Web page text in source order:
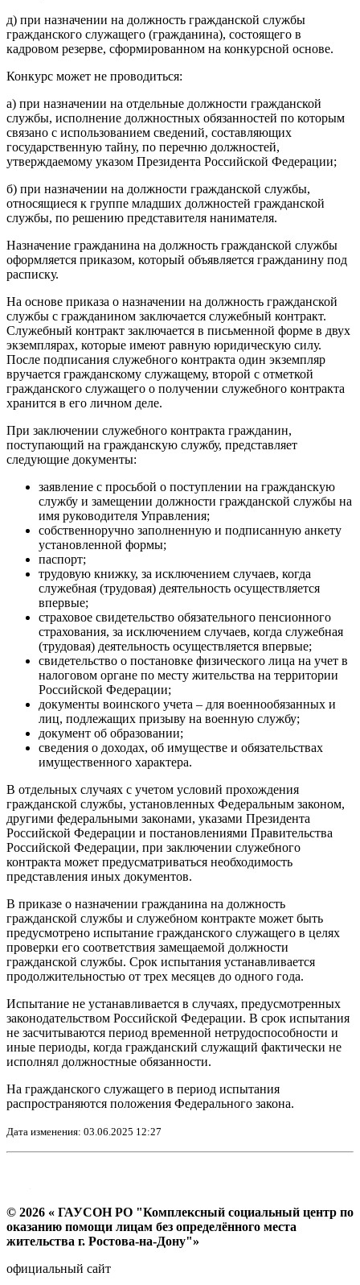
д) при назначении на должность гражданской службы
гражданского служащего (гражданина), состоящего в
кадровом резерве, сформированном на конкурсной основе.
Конкурс может не проводиться:
а) при назначении на отдельные должности гражданской
службы, исполнение должностных обязанностей по которым
связано с использованием сведений, составляющих
государственную тайну, по перечню должностей,
утверждаемому указом Президента Российской Федерации;
б) при назначении на должности гражданской службы,
относящиеся к группе младших должностей гражданской
службы, по решению представителя нанимателя.
Назначение гражданина на должность гражданской службы
оформляется приказом, который объявляется гражданину под
расписку.
На основе приказа о назначении на должность гражданской
службы с гражданином заключается служебный контракт.
Служебный контракт заключается в письменной форме в двух
экземплярах, которые имеют равную юридическую силу.
После подписания служебного контракта один экземпляр
вручается гражданскому служащему, второй с отметкой
гражданского служащего о получении служебного контракта
хранится в его личном деле.
При заключении служебного контракта гражданин,
поступающий на гражданскую службу, представляет
следующие документы:
заявление с просьбой о поступлении на гражданскую
службу и замещении должности гражданской службы на
имя руководителя Управления;
собственноручно заполненную и подписанную анкету
установленной формы;
паспорт;
трудовую книжку, за исключением случаев, когда
служебная (трудовая) деятельность осуществляется
впервые;
страховое свидетельство обязательного пенсионного
страхования, за исключением случаев, когда служебная
(трудовая) деятельность осуществляется впервые;
свидетельство о постановке физического лица на учет в
налоговом органе по месту жительства на территории
Российской Федерации;
документы воинского учета – для военнообязанных и
лиц, подлежащих призыву на военную службу;
документ об образовании;
сведения о доходах, об имуществе и обязательствах
имущественного характера.
В отдельных случаях с учетом условий прохождения
гражданской службы, установленных Федеральным законом,
другими федеральными законами, указами Президента
Российской Федерации и постановлениями Правительства
Российской Федерации, при заключении служебного
контракта может предусматриваться необходимость
представления иных документов.
В приказе о назначении гражданина на должность
гражданской службы и служебном контракте может быть
предусмотрено испытание гражданского служащего в целях
проверки его соответствия замещаемой должности
гражданской службы. Срок испытания устанавливается
продолжительностью от трех месяцев до одного года.
Испытание не устанавливается в случаях, предусмотренных
законодательством Российской Федерации. В срок испытания
не засчитываются период временной нетрудоспособности и
иные периоды, когда гражданский служащий фактически не
исполнял должностные обязанности.
На гражданского служащего в период испытания
распространяются положения Федерального закона.
Дата изменения: 03.06.2025 12:27
© 2026 « ГАУСОН РО "Комплексный социальный центр по
оказанию помощи лицам без определённого места
жительства г. Ростова-на-Дону"»
официальный сайт